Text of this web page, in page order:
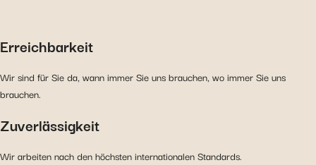
Erreichbarkeit
Wir sind für Sie da, wann immer Sie uns brauchen, wo immer Sie uns
brauchen.
Zuverlässigkeit
Wir arbeiten nach den höchsten internationalen Standards.